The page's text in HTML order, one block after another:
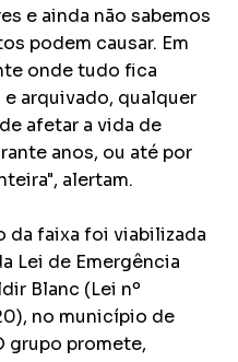
e ainda não sabemos
podem causar. Em
onde tudo fica
arquivado, qualquer
afetar a vida de
anos, ou até por
alertam.
da faixa foi viabilizada
Lei de Emergência
Blanc (Lei nº
no município de
grupo promete,